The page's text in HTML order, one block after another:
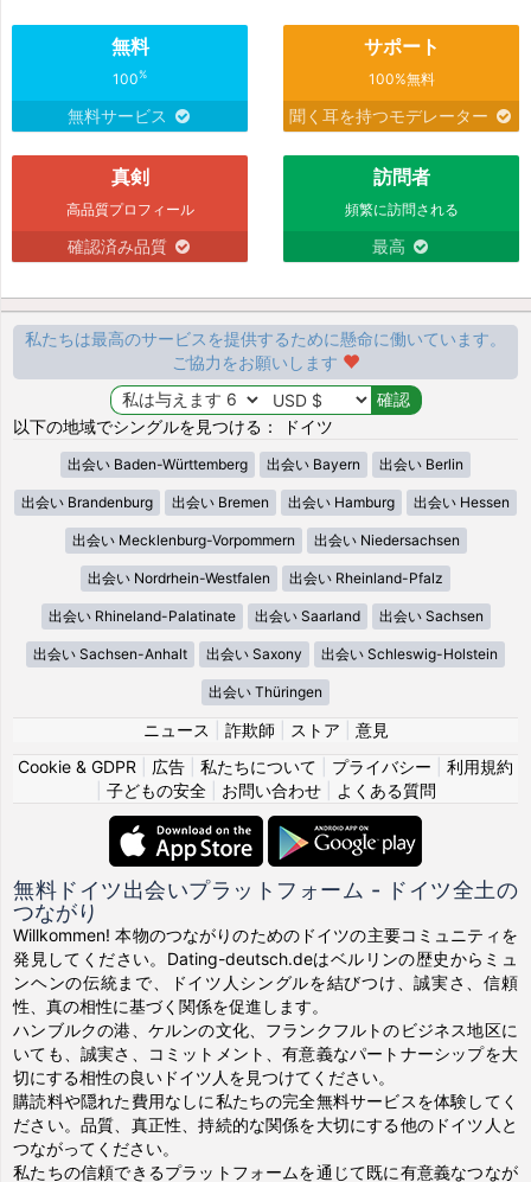
無料
100%
無料サービス
サポート
100%無料
聞く耳を持つモデレーター
真剣
高品質プロフィール
確認済み品質
訪問者
頻繁に訪問される
最高
私たちは最高のサービスを提供するために懸命に働いています。
ご協力をお願いします
以下の地域でシングルを見つける： ドイツ
出会い Baden-Württemberg 出会い Bayern 出会い Berlin
出会い Brandenburg 出会い Bremen 出会い Hamburg 出会い Hessen
出会い Mecklenburg-Vorpommern 出会い Niedersachsen
出会い Nordrhein-Westfalen 出会い Rheinland-Pfalz
出会い Rhineland-Palatinate 出会い Saarland 出会い Sachsen
出会い Sachsen-Anhalt 出会い Saxony 出会い Schleswig-Holstein
出会い Thüringen
ニュース 詐欺師 ストア
意見
Cookie & GDPR
広告 私たちについて プライバシー
利用規約
子どもの安全| お問い合わせ| よくある質問
無料ドイツ出会いプラットフォーム - ドイツ全土の
つながり
Willkommen! 本物のつながりのためのドイツの主要コミュニティを
発見してください。Dating-deutsch.deはベルリンの歴史からミュ
ンヘンの伝統まで、ドイツ人シングルを結びつけ、誠実さ、信頼
性、真の相性に基づく関係を促進します。
ハンブルクの港、ケルンの文化、フランクフルトのビジネス地区に
いても、誠実さ、コミットメント、有意義なパートナーシップを大
切にする相性の良いドイツ人を見つけてください。
購読料や隠れた費用なしに私たちの完全無料サービスを体験してく
ださい。品質、真正性、持続的な関係を大切にする他のドイツ人と
つながってください。
私たちの信頼できるプラットフォームを通じて既に有意義なつなが